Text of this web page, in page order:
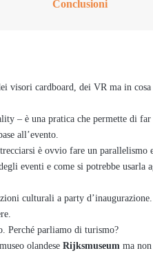
Conclusioni
visori cardboard, dei VR ma in
– è una pratica che permette di
all’evento.
è ovvio fare un parallelismo
eventi e come si potrebbe usarla
culturali a party
Perché parliamo di turismo?
olandese Rijksmuseum ma